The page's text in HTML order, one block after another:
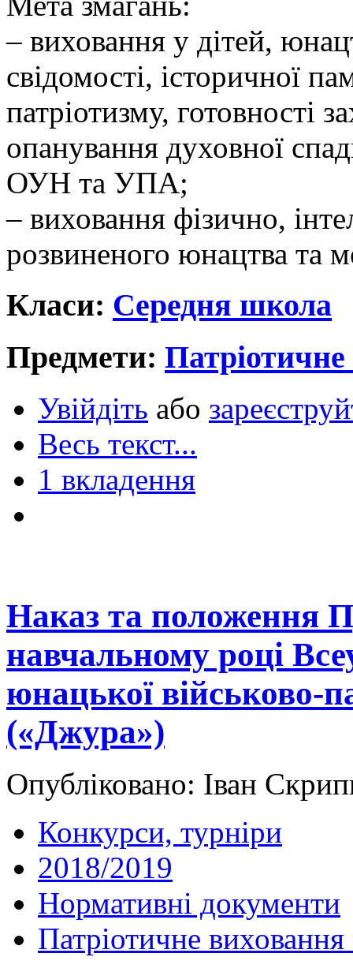
– виховання у дітей,
свідомості, історичної
патріотизму, готовності
опанування духовної
ОУН та УПА;
– виховання фізично,
розвиненого юнацтва та
Класи: Середня школа
Предмети:
Увійдіть або
Весь текст...
1 вкладення
Наказ та положення
навчальному році
юнацької військово-
(«Джура»)
Опубліковано: Іван
Конкурси, турніри
2018/2019
Нормативні документи
Патріотичне виховання